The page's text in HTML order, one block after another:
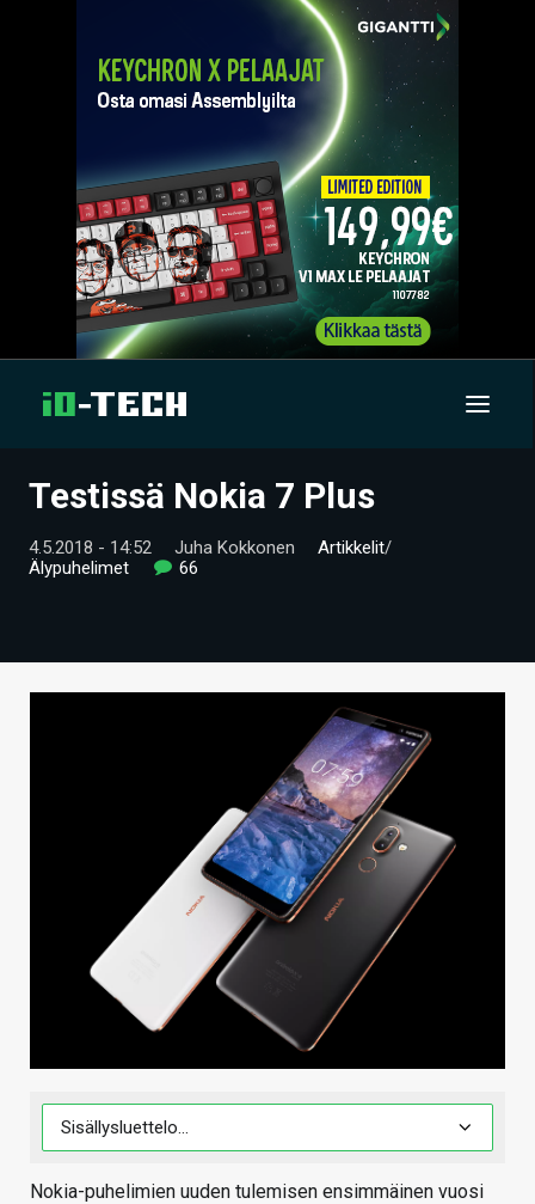
UUTISET
ARTIKKELIT
TECHBBS
Testissä Nokia 7 Plus
4.5.2018 - 14:52 Juha Kokkonen Artikkelit/
Älypuhelimet
66
Nokia-puhelimien uuden tulemisen ensimmäinen vuosi